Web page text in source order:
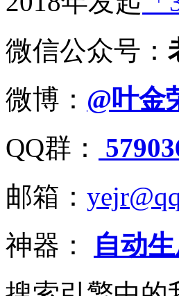
微信公众号：
微博： @叶金
QQ群：
邮箱：
神器：
自动